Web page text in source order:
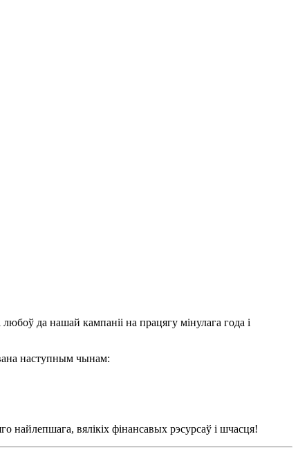
да нашай кампаніі на працягу мінулага года і
наступным чынам:
найлепшага, вялікіх фінансавых рэсурсаў і шчасця!